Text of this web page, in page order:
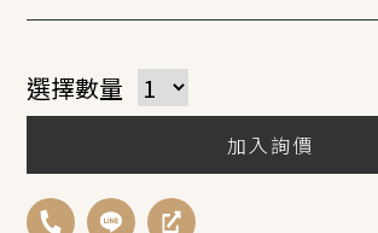
選擇數量
加入詢價